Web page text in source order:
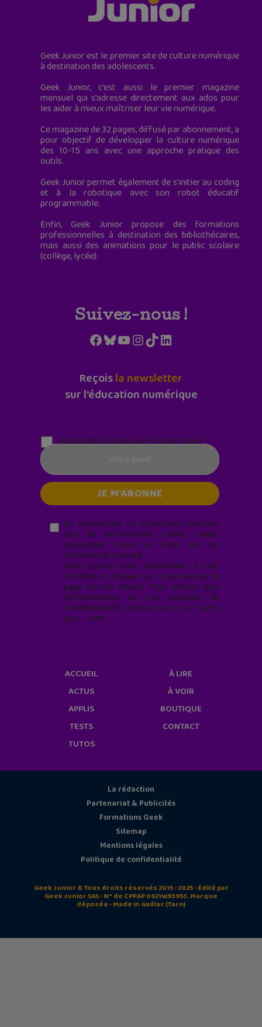
Geek Junior est le premier site de culture numérique
à destination des adolescents.
Geek Junior, c’est aussi le premier magazine
mensuel qui s’adresse directement aux ados pour
les aider à mieux maîtriser leur vie numérique.
Ce magazine de 32 pages, diffusé par abonnement, a
pour objectif de développer la culture numérique
des 10-15 ans avec une approche pratique des
outils.
Geek Junior permet également de s'initier au coding
et à la robotique avec son robot éducatif
programmable.
Enfin, Geek Junior propose des formations
professionnelles à destination des bibliothécaires,
mais aussi des animations pour le public scolaire
(collège, lycée).
Suivez-nous !
Facebook
Bluesky
YouTube
Instagram
TikTokLinkedIn
Reçoisla newsletter
sur l'éducation numérique
Parentalité numérique (le lundi matin)
En soumettant ce formulaire, j’accepte
que les informations saisies soient
exploitées* dans le cadre de ma
demande de contact.
Vous pouvez vous désabonner à tout
moment en cliquant sur le lien en bas de
page de nos emails. Pour obtenir plus
d'informations sur nos pratiques de
confidentialité, rendez-vous sur notre
site web
ACCUEIL
ACTUS
APPLIS
TESTS
TUTOS
À LIRE
À VOIR
BOUTIQUE
CONTACT
La rédaction
Partenariat & Publicités
Formations Geek
Sitemap
Mentions légales
Politique de confidentialité
Geek Junior © Tous droits réservés 2015 - 2025 - Édité par
Geek Junior SAS - N° de CPPAP 0621W93953. Marque
déposée - Made in Gaillac (Tarn)